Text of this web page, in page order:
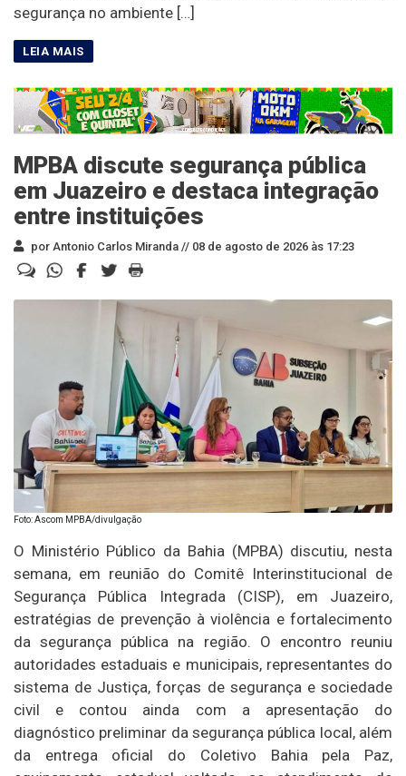
segurança no ambiente […]
MPBA discute segurança pública
em Juazeiro e destaca integração
entre instituições
por Antonio Carlos Miranda // 08 de agosto de 2026 às 17:23
Foto: Ascom MPBA/divulgação
O Ministério Público da Bahia (MPBA) discutiu, nesta
semana, em reunião do Comitê Interinstitucional de
Segurança Pública Integrada (CISP), em Juazeiro,
estratégias de prevenção à violência e fortalecimento
da segurança pública na região. O encontro reuniu
autoridades estaduais e municipais, representantes do
sistema de Justiça, forças de segurança e sociedade
civil e contou ainda com a apresentação do
diagnóstico preliminar da segurança pública local, além
da entrega oficial do Coletivo Bahia pela Paz,